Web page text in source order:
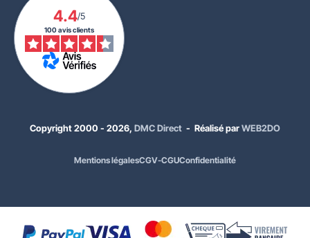
À PARTIR DE
219,00 €
Quantité
Prix unitaire HT
4.4/5
100 avis clients
Copyright 2000 - 2026, DMC Direct - Réalisé parWEB2DO
Mentions légalesCGV-CGUConfidentialité